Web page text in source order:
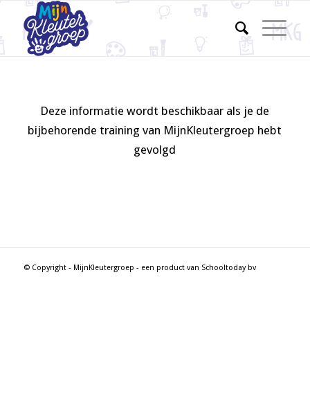
Deze informatie wordt beschikbaar als je de
bijbehorende training van MijnKleutergroep hebt
gevolgd
© Copyright - MijnKleutergroep - een product van Schooltoday bv